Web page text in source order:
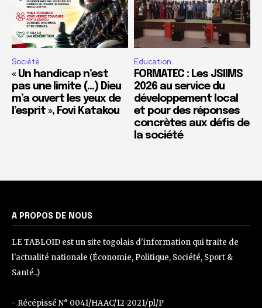
Société
« Un handicap n’est
pas une limite (…) Dieu
m’a ouvert les yeux de
l’esprit », Fovi Katakou
Education
FORMATEC : Les JSIIMS
2026 au service du
développement local
et pour des réponses
concrètes aux défis de
la société
A PROPOS DE NOUS
LE TABLOID est un site togolais d'information qui traite de
l'actualité nationale (Économie, Politique, Société, Sport &
Santé..)
- Récépissé N° 0041/HAAC/12-2021/pl/P